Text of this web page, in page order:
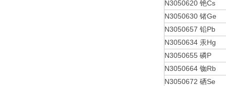
N3050620 铯Cs
N3050630 锗Ge
N3050657 铅Pb
N3050634 汞Hg
N3050655 磷P
N3050664 铷Rb
N3050672 硒Se